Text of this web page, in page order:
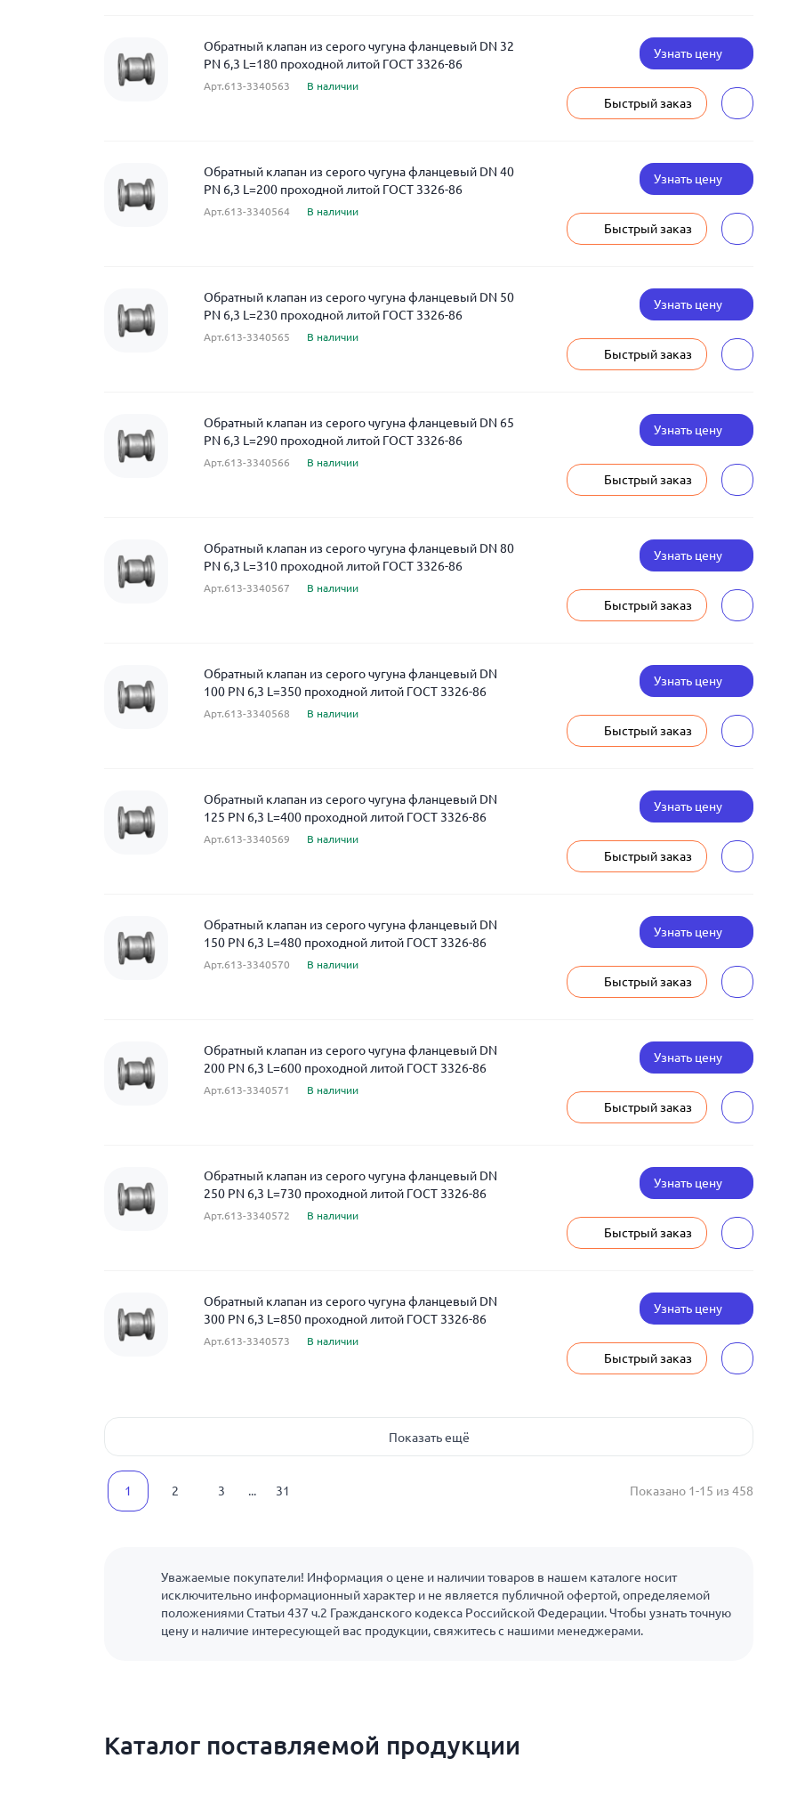
Обратный клапан из серого чугуна фланцевый DN 32
PN 6,3 L=180 проходной литой ГОСТ 3326-86
Арт.613-3340563 В наличии
Узнать цену
Быстрый заказ
Обратный клапан из серого чугуна фланцевый DN 40
PN 6,3 L=200 проходной литой ГОСТ 3326-86
Арт.613-3340564 В наличии
Узнать цену
Быстрый заказ
Обратный клапан из серого чугуна фланцевый DN 50
PN 6,3 L=230 проходной литой ГОСТ 3326-86
Арт.613-3340565 В наличии
Узнать цену
Быстрый заказ
Обратный клапан из серого чугуна фланцевый DN 65
PN 6,3 L=290 проходной литой ГОСТ 3326-86
Арт.613-3340566 В наличии
Узнать цену
Быстрый заказ
Обратный клапан из серого чугуна фланцевый DN 80
PN 6,3 L=310 проходной литой ГОСТ 3326-86
Арт.613-3340567 В наличии
Узнать цену
Быстрый заказ
Обратный клапан из серого чугуна фланцевый DN
100 PN 6,3 L=350 проходной литой ГОСТ 3326-86
Арт.613-3340568 В наличии
Узнать цену
Быстрый заказ
Обратный клапан из серого чугуна фланцевый DN
125 PN 6,3 L=400 проходной литой ГОСТ 3326-86
Арт.613-3340569 В наличии
Узнать цену
Быстрый заказ
Обратный клапан из серого чугуна фланцевый DN
150 PN 6,3 L=480 проходной литой ГОСТ 3326-86
Арт.613-3340570 В наличии
Узнать цену
Быстрый заказ
Обратный клапан из серого чугуна фланцевый DN
200 PN 6,3 L=600 проходной литой ГОСТ 3326-86
Арт.613-3340571 В наличии
Узнать цену
Быстрый заказ
Обратный клапан из серого чугуна фланцевый DN
250 PN 6,3 L=730 проходной литой ГОСТ 3326-86
Арт.613-3340572 В наличии
Узнать цену
Быстрый заказ
Обратный клапан из серого чугуна фланцевый DN
300 PN 6,3 L=850 проходной литой ГОСТ 3326-86
Арт.613-3340573 В наличии
Узнать цену
Быстрый заказ
Показать ещё
1 2 3 ... 31 Показано 1-15 из 458
Уважаемые покупатели! Информация о цене и наличии товаров в нашем каталоге носит
исключительно информационный характер и не является публичной офертой, определяемой
положениями Статьи 437 ч.2 Гражданского кодекса Российской Федерации. Чтобы узнать точную
цену и наличие интересующей вас продукции, свяжитесь с нашими менеджерами.
Каталог поставляемой продукции